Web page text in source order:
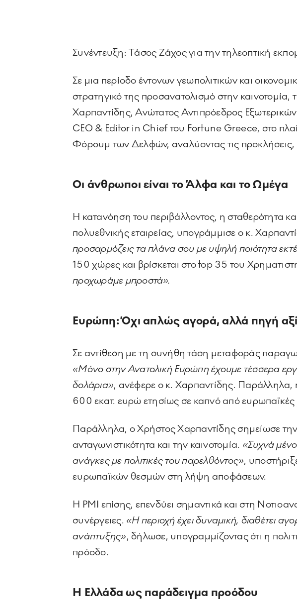
Συνέντευξη: Tάσος Ζάχος για την τηλεοπτική
Σε μια περίοδο έντονων γεωπολιτικών και
στρατηγικό της προσανατολισμό στην
Χαρπαντίδης, Ανώτατος Αντιπρόεδρος
CEO & Editor in Chief του Fortune Greece, στο
Φόρουμ των Δελφών, αναλύοντας τις προκλήσεις,
Οι άνθρωποι είναι το Άλφα και το Ωμέγα
Η κατανόηση του περιβάλλοντος, η σταθερότητα
πολυεθνικής εταιρείας, υπογράμμισε ο κ.
προσαρμόζεις τα πλάνα σου με υψηλή ποιότητα
150 χώρες και βρίσκεται στο top 35 του
προχωράμε μπροστά».
Ευρώπη: Όχι απλώς αγορά, αλλά πηγή
Σε αντίθεση με τη συνήθη τάση μεταφοράς
«Μόνο στην Ανατολική Ευρώπη έχουμε τέσσερα
δολάρια», ανέφερε ο κ. Χαρπαντίδης. Παράλληλα,
600 εκατ. ευρώ ετησίως σε καπνό από
Παράλληλα, ο Χρήστος Χαρπαντίδης σημείωσε
ανταγωνιστικότητα και την καινοτομία. «Συχνά
ανάγκες με πολιτικές του παρελθόντος»,
ευρωπαϊκών θεσμών στη λήψη αποφάσεων.
Η PMI επίσης, επενδύει σημαντικά και στη
συνέργειες. «Η περιοχή έχει δυναμική, διαθέτει
ανάπτυξης», δήλωσε, υπογραμμίζοντας ότι η
πρόοδο.
Η Ελλάδα ως παράδειγμα προόδου